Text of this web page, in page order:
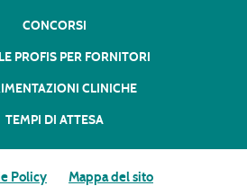
CONCORSI
PROFIS PER FORNITORI
CLINICHE
TEMPI DI ATTESA
Policy Mappa del sito